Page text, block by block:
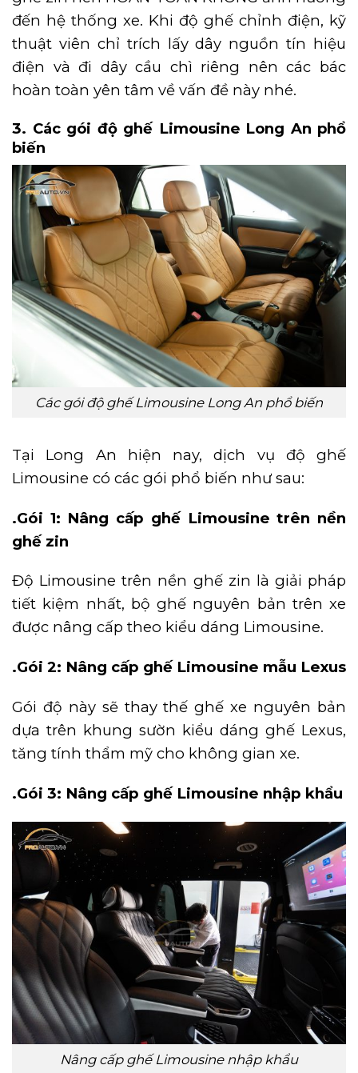
đến hệ thống xe. Khi độ ghế chỉnh điện, kỹ
thuật viên chỉ trích lấy dây nguồn tín hiệu
điện và đi dây cầu chì riêng nên các bác
hoàn toàn yên tâm về vấn đề này nhé.
3. Các gói độ ghế Limousine Long An phổ
biến
Các gói độ ghế Limousine Long An phổ biến
Tại Long An hiện nay, dịch vụ độ ghế
Limousine có các gói phổ biến như sau:
.Gói 1: Nâng cấp ghế Limousine trên nền
ghế zin
Độ Limousine trên nền ghế zin là giải pháp
tiết kiệm nhất, bộ ghế nguyên bản trên xe
được nâng cấp theo kiểu dáng Limousine.
.Gói 2: Nâng cấp ghế Limousine mẫu Lexus
Gói độ này sẽ thay thế ghế xe nguyên bản
dựa trên khung sườn kiểu dáng ghế Lexus,
tăng tính thẩm mỹ cho không gian xe.
.Gói 3: Nâng cấp ghế Limousine nhập khẩu
Nâng cấp ghế Limousine nhập khẩu